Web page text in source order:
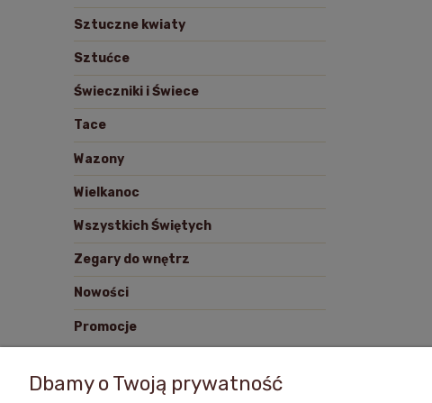
Sztuczne kwiaty
Sztućce
Świeczniki i Świece
Tace
Wazony
Wielkanoc
Wszystkich Świętych
Zegary do wnętrz
Nowości
Promocje
Dbamy o Twoją prywatność